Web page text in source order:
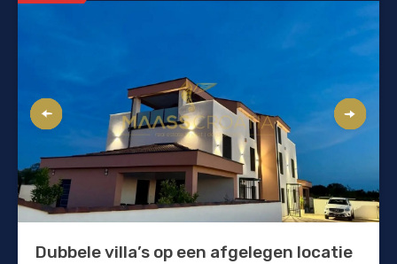
Dubbele villa’s op een afgelegen locatie